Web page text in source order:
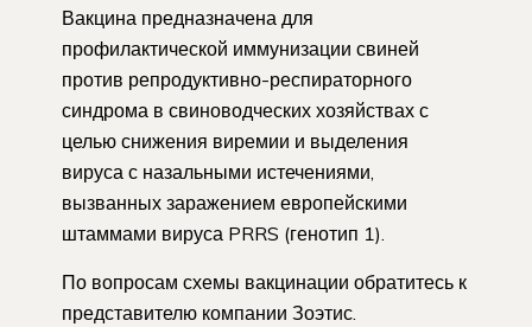
Вакцина предназначена для
профилактической иммунизации свиней
против репродуктивно-респираторного
синдрома в свиноводческих хозяйствах с
целью снижения виремии и выделения
вируса с назальными истечениями,
вызванных заражением европейскими
штаммами вируса PRRS (генотип 1).
По вопросам схемы вакцинации обратитесь к
представителю компании Зоэтис.